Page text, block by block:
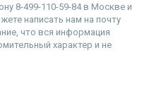
8-499-110-59-84 в Москве и
написать нам на почту
что вся информация
характер и не